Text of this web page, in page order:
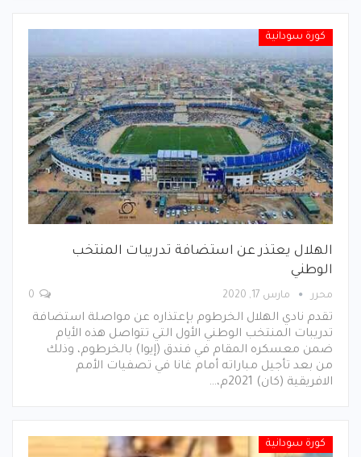
كورة سودانية
الهلال يعتذر عن استضافة تدريبات المنتخب
الوطني
محرر مارس 17, 2020
تقدم نادي الهلال الخرطوم بإعتذاره عن مواصلة استضافة
تدريبات المنتخب الوطني الأول التي تتواصل هذه الأيام
ضمن معسكره المقام في فندق (إيوا) بالخرطوم، وذلك
من بعد تأجيل مباراته أمام غانا في تصفيات الأمم
الافريقية (كان) 2021م،…
كورة سودانية